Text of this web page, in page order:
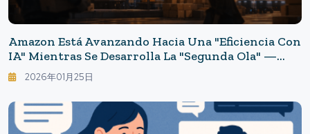
Amazon Está Avanzando Hacia Una "eficiencia Con
IA" Mientras Se Desarrolla La "segunda Ola" —
¿Por Qué Ahora Se Está Llevando A Cabo
Nuevamente Una Reducción A Gran Escala De
Miles De Empleados?
2026年01月25日